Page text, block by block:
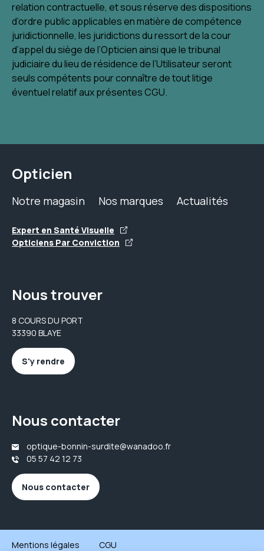
relation contractuelle, et sous réserve des dispositions
d’ordre public applicables en matière de compétence
juridictionnelle, les juridictions du ressort de la cour
d’appel du siège de l’Opticien ainsi que le tribunal
judiciaire du lieu de résidence de l’Utilisateur seront
seuls compétents pour connaître de tout litige
éventuel relatif aux présentes CGU.
Opticien
Notre magasin Nos marques Actualités
Expert en Santé Visuelle
Opticiens Par Conviction
Nous trouver
8 COURS DU PORT
33390 BLAYE
S'y rendre
Nous contacter
optique-bonnin-surdite@wanadoo.fr
05 57 42 12 73
Nous contacter
Mentions légales CGU